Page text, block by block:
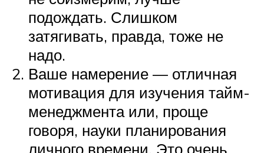
подождать. Слишком
затягивать, правда, тоже не
надо.
Ваше намерение — отличная
мотивация для изучения тайм-
менеджмента или, проще
говоря, науки планирования
личного времени. Это очень